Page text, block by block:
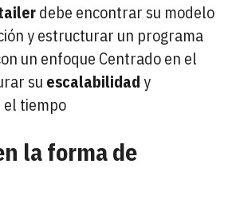
debe encontrar su modelo
y estructurar un programa
un enfoque Centrado en el
su escalabilidady
el tiempo
la forma de